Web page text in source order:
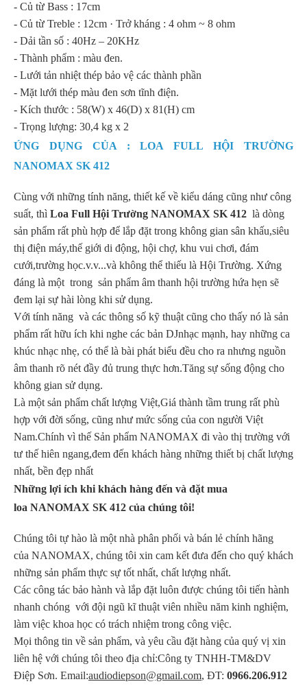
- Củ từ Bass : 17cm
- Củ từ Treble : 12cm · Trở kháng : 4 ohm ~ 8 ohm
- Dải tần số : 40Hz – 20KHz
- Thành phẩm : màu đen.
- Lưới tản nhiệt thép bảo vệ các thành phần
- Mặt lưới thép màu đen sơn tĩnh điện.
- Kích thước : 58(W) x 46(D) x 81(H) cm
- Trọng lượng: 30,4 kg x 2
ỨNG DỤNG CỦA : LOA FULL HỘI TRƯỜNG
NANOMAX SK 412
Cùng với những tính năng, thiết kế về kiểu dáng cũng như công
suất, thì Loa Full Hội Trường NANOMAX SK 412 là dòng
sản phẩm rất phù hợp để lắp đặt trong không gian sân khấu,siêu
thị điện máy,thế giới di động, hội chợ, khu vui chơi, đám
cưới,trường học.v.v...và không thể thiếu là Hội Trường. Xứng
đáng là một trong sản phẩm âm thanh hội trường hứa hẹn sẽ
đem lại sự hài lòng khi sử dụng.
Với tính năng và các thông số kỹ thuật cũng cho thấy nó là sản
phẩm rất hữu ích khi nghe các bản DJnhạc mạnh, hay những ca
khúc nhạc nhẹ, có thể là bài phát biểu đều cho ra nhưng nguồn
âm thanh rõ nét đầy đủ trung thực hơn.Tăng sự sống động cho
không gian sử dụng.
Là một sản phẩm chất lượng Việt,Giá thành tầm trung rất phù
hợp với đời sống, cũng như mức sống của con người Việt
Nam.Chính vì thế Sản phẩm NANOMAX đi vào thị trường với
tư thế hiên ngang,đem đến khách hàng những thiết bị chất lượng
nhất, bền đẹp nhất
Những lợi ích khi khách hàng đến và đặt mua
loa NANOMAX SK 412 của chúng tôi!
Chúng tôi tự hào là một nhà phân phối và bán lẻ chính hãng
của NANOMAX, chúng tôi xin cam kết đưa đến cho quý khách
những sản phẩm thực sự tốt nhất, chất lượng nhất.
Các công tác bảo hành và lắp đặt luôn được chúng tôi tiến hành
nhanh chóng với đội ngũ kĩ thuật viên nhiều năm kinh nghiệm,
làm việc khoa học có trách nhiệm trong công việc.
Mọi thông tin về sản phẩm, và yêu cầu đặt hàng của quý vị xin
liên hệ với chúng tôi theo địa chỉ:Công ty TNHH-TM&DV
Điệp Sơn. Email:audiodiepson@gmail.com, ĐT: 0966.206.912